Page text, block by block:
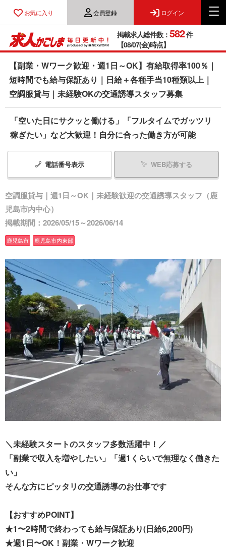
お気に入り 会員登録 ログイン
掲載求人総件数： 582件
【08/07(金)時点】
【副業・Wワーク歓迎・週1日～OK】有給取得率100％｜
短時間でも給与保証あり｜日給＋各種手当10種類以上｜
空調服貸与｜未経験OKの交通誘導スタッフ募集
「空いた日にサクッと働ける」「フルタイムでガッツリ
稼ぎたい」など大歓迎！自分に合った働き方が可能
電話番号表示 WEB応募する
空調服貸与｜週1日～OK｜未経験歓迎の交通誘導スタッフ（鹿
児島市内中心）
掲載期間：2026/05/15～2026/06/14
鹿児島市 鹿児島市内東部
＼未経験スタートのスタッフ多数活躍中！／
「副業で収入を増やしたい」「週1くらいで無理なく働きた
い」
そんな方にピッタリの交通誘導のお仕事です
【おすすめPOINT】
★1〜2時間で終わっても給与保証あり(日給6,200円)
★週1日〜OK！副業・Wワーク歓迎